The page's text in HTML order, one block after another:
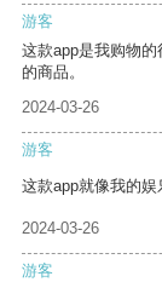
游客
这款app是我购物
的商品。
2024-03-26
游客
这款app就像我的娱
2024-03-26
游客